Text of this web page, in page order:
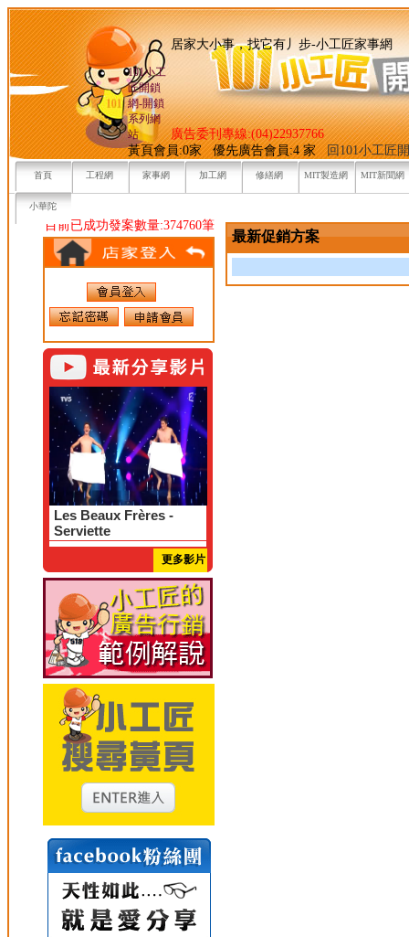
101小工
匠開鎖
網-開鎖
系列網
站
居家大小事，找它有丿步-小
廣告委刊專線:(04)22937766
黃頁會員:0家 優先廣告會員:4 家回101小工匠
首頁 工程網 家事網 加工網 修繕網 MIT製造網 MIT新聞網
小華陀
目前已成功發案數量:374760筆
Les Beaux Frères -
Serviette
更多影片
最新促銷方案